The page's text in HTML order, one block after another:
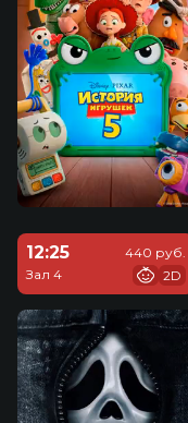
12:25
Зал 4
440 руб.
2D